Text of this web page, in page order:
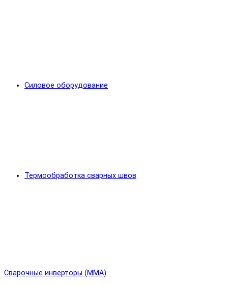
Силовое оборудование
Термообработка сварных швов
Сварочные инверторы (MMA)